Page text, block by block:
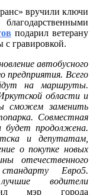
вручили ключи
подарил ветерану
с гравировкой.
автобусного
предприятия. Всего
на маршруты.
области и
сможем заменить
Совместная
будет продолжена.
и депутатам,
о покупке новых
отечественного
Евро5.
водители
мэр города